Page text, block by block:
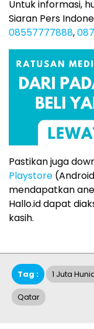
Untuk informasi,
Siaran Pers
08557777888,
Pastikan juga
Playstore
mendapatkan
Hallo.id dapat
kasih.
Tag : 1 Juta
Qatar